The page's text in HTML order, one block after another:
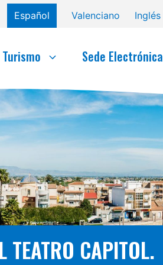
Español Valenciano Inglés
Turismo Sede Electrónica
TEATRO CAPITOL.